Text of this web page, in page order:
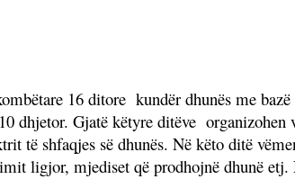
16 ditore kundër dhunës me
dhjetor. Gjatë këtyre ditëve
të shfaqjes së dhunës. Në këto ditë
ligjor, mjediset që prodhojnë dhunë